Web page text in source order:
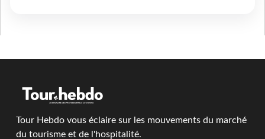
Tour Hebdo vous éclaire sur les mouvements du marché
du tourisme et de l'hospitalité.